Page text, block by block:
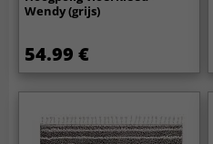
Wendy (grijs)
54.99 €